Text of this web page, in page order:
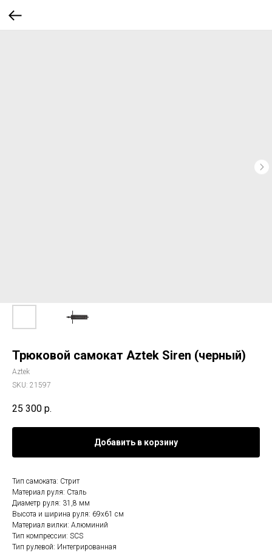
Трюковой самокат Aztek Siren (черный)
Aztek
SKU: 21597
25 300 р.
Добавить в корзину
Тип самоката: Стрит
Материал руля: Сталь
Диаметр руля: 31,8 мм
Высота и ширина руля: 69х61 см
Материал вилки: Алюминий
Тип компрессии: SCS
Тип рулевой: Интегрированная